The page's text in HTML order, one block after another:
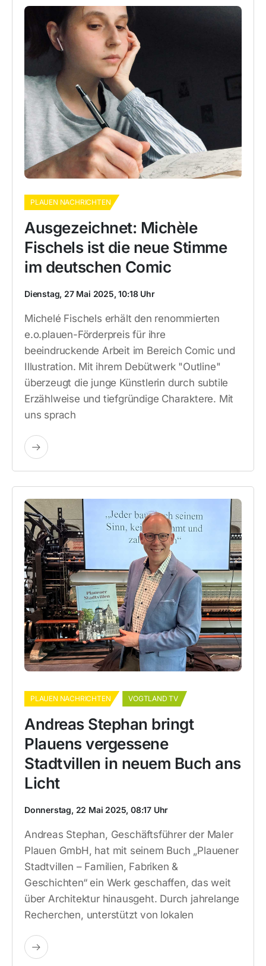
PLAUEN NACHRICHTEN
Ausgezeichnet: Michèle
Fischels ist die neue Stimme
im deutschen Comic
Dienstag, 27 Mai 2025, 10:18 Uhr
Michelé Fischels erhält den renommierten
e.o.plauen-Förderpreis für ihre
beeindruckende Arbeit im Bereich Comic und
Illustration. Mit ihrem Debütwerk "Outline"
überzeugt die junge Künstlerin durch subtile
Erzählweise und tiefgründige Charaktere. Mit
uns sprach
PLAUEN NACHRICHTEN VOGTLAND TV
Andreas Stephan bringt
Plauens vergessene
Stadtvillen in neuem Buch ans
Licht
Donnerstag, 22 Mai 2025, 08:17 Uhr
Andreas Stephan, Geschäftsführer der Maler
Plauen GmbH, hat mit seinem Buch „Plauener
Stadtvillen – Familien, Fabriken &
Geschichten“ ein Werk geschaffen, das weit
über Architektur hinausgeht. Durch jahrelange
Recherchen, unterstützt von lokalen